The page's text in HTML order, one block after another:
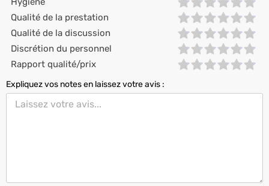
Qualité de la prestation
Qualité de la discussion
Discrétion du personnel
Rapport qualité/prix
Expliquez vos notes en laissez votre avis :